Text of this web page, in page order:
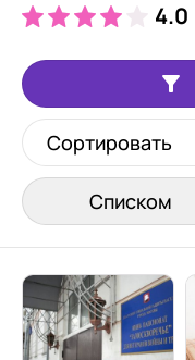
4.0
Сортировать
Списком